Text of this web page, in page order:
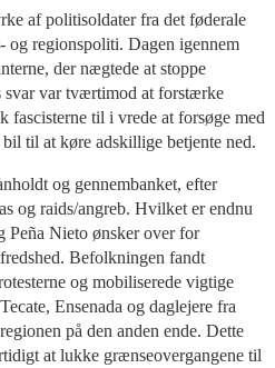
af politisoldater fra det føderale
og regionspoliti. Dagen igennem
der nægtede at stoppe
svar var tværtimod at forstærke
fascisterne til i vrede at forsøge med
til at køre adskillige betjente ned.
og gennembanket, efter
og raids/angreb. Hvilket er endnu
Peña Nieto ønsker over for
Befolkningen fandt
og mobiliserede vigtige
Ensenada og daglejere fra
på den anden ende. Dette
at lukke grænseovergangene til